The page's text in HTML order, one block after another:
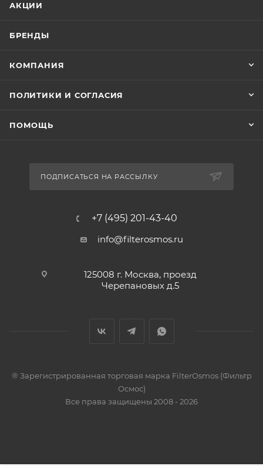
АКЦИИ
БРЕНДЫ
КОМПАНИЯ
ПОЛИТИКИ И СОГЛАСИЯ
ПОМОЩЬ
ПОДПИСАТЬСЯ НА РАССЫЛКУ
+7 (495) 201-43-40
info@filterosmos.ru
125008 г. Москва, проезд
Черепановых д.5
® Зарегистрированная торговая марка FilterOsmos (Фильтр
Осмос)
Все права защищены 2008 - 2026